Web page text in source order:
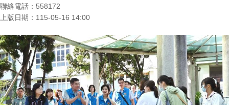
聯絡電話：558172
上版日期：115-05-16 14:00